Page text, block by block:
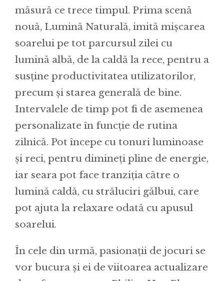
măsură ce trece timpul. Prima scenă
nouă, Lumină Naturală, imită mișcarea
soarelui pe tot parcursul zilei cu
lumină albă, de la caldă la rece, pentru a
susține productivitatea utilizatorilor,
precum și starea generală de bine.
Intervalele de timp pot fi de asemenea
personalizate în funcție de rutina
zilnică. Pot începe cu tonuri luminoase
și reci, pentru dimineți pline de energie,
iar seara pot face tranziția către o
lumină caldă, cu străluciri gălbui, care
pot ajuta la relaxare odată cu apusul
soarelui.
În cele din urmă, pasionații de jocuri se
vor bucura și ei de viitoarea actualizare